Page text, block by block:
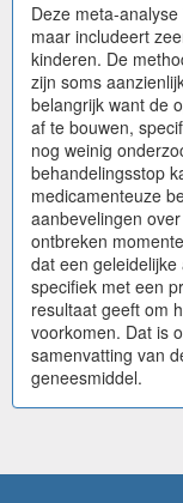
Deze meta-
maar includeert
kinderen. De
zijn soms
belangrijk want de
af te bouwen,
nog weinig
behandelingsstop
medicamenteuze
aanbevelingen
ontbreken
dat een
specifiek met een
resultaat geeft om
voorkomen. Dat is
samenvatting van
geneesmiddel.